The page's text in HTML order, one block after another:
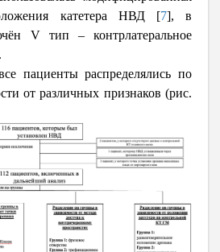
катетера НВД [7], в
Vтип – контрлатеральное
пациенты распределялись по
от различных признаков (рис.